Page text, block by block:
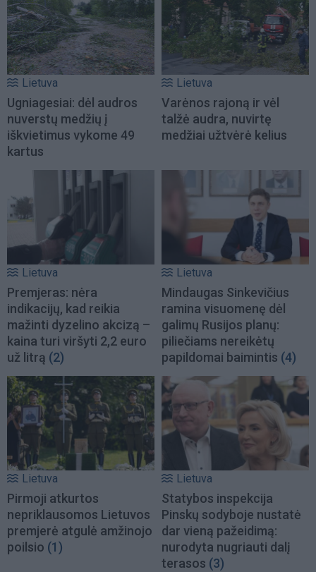
Lietuva
Ugniagesiai: dėl audros
nuverstų medžių į
iškvietimus vykome 49
kartus
Lietuva
Varėnos rajoną ir vėl
talžė audra, nuvirtę
medžiai užtvėrė kelius
Lietuva
Premjeras: nėra
indikacijų, kad reikia
mažinti dyzelino akcizą –
kaina turi viršyti 2,2 euro
už litrą (2)
Lietuva
Mindaugas Sinkevičius
ramina visuomenę dėl
galimų Rusijos planų:
piliečiams nereikėtų
papildomai baimintis (4)
Lietuva
Pirmoji atkurtos
nepriklausomos Lietuvos
premjerė atgulė amžinojo
poilsio (1)
Lietuva
Statybos inspekcija
Pinskų sodyboje nustatė
dar vieną pažeidimą:
nurodyta nugriauti dalį
terasos (3)